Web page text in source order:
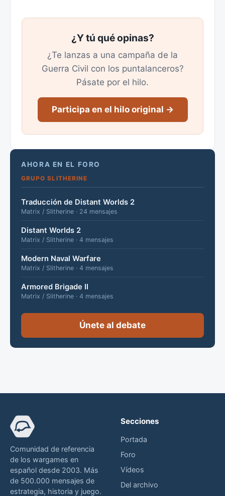
¿Y tú qué opinas?
¿Te lanzas a una campaña de la
Guerra Civil con los puntalanceros?
Pásate por el hilo.
Participa en el hilo original →
AHORA EN EL FORO
GRUPO SLITHERINE
Traducción de Distant Worlds 2
Matrix / Slitherine · 24 mensajes
Distant Worlds 2
Matrix / Slitherine · 4 mensajes
Modern Naval Warfare
Matrix / Slitherine · 4 mensajes
Armored Brigade II
Matrix / Slitherine · 4 mensajes
Únete al debate
Comunidad de referencia
de los wargames en
español desde 2003. Más
de 500.000 mensajes de
estrategia, historia y juego.
Secciones
Portada
Foro
Vídeos
Del archivo